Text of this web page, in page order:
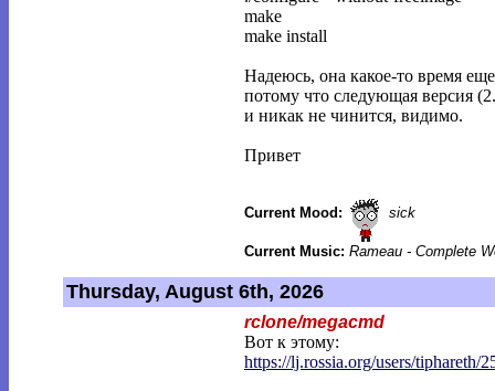
make
make install
Надеюсь, она какое-то время
потому что следующая версия
и никак не чинится, видимо.
Привет
Current Mood: sick
Current Music: Rameau - Complete
Thursday, August 6th, 2026
rclone/megacmd
Вот к этому:
https://lj.rossia.org/users/tiphareth/2